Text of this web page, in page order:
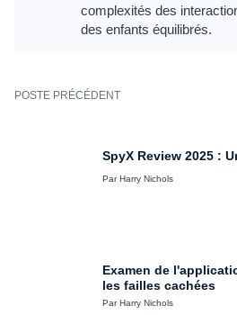
complexités des
des enfants équilibrés.
POSTE PRÉCÉDENT
SpyX Review 2025 :
Par Harry Nichols
Examen de
les failles cachées
Par Harry Nichols